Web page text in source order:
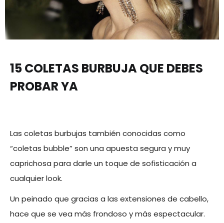
15 COLETAS BURBUJA QUE DEBES
PROBAR YA
Las coletas burbujas también conocidas como
“coletas bubble” son una apuesta segura y muy
caprichosa para darle un toque de sofisticación a
cualquier look.
Un peinado que gracias a las extensiones de cabello,
hace que se vea más frondoso y más espectacular.